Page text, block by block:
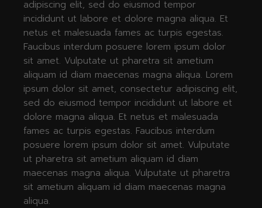
adipiscing elit, sed do eiusmod tempor
incididunt ut labore et dolore magna aliqua. Et
netus et malesuada fames ac turpis egestas.
Faucibus interdum posuere lorem ipsum dolor
sit amet. Vulputate ut pharetra sit ametium
aliquam id diam maecenas magna aliqua. Lorem
ipsum dolor sit amet, consectetur adipiscing elit,
sed do eiusmod tempor incididunt ut labore et
dolore magna aliqua. Et netus et malesuada
fames ac turpis egestas. Faucibus interdum
posuere lorem ipsum dolor sit amet. Vulputate
ut pharetra sit ametium aliquam id diam
maecenas magna aliqua. Vulputate ut pharetra
sit ametium aliquam id diam maecenas magna
aliqua.